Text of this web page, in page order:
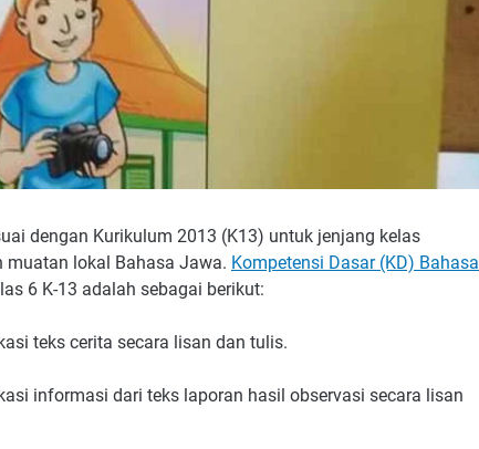
dengan Kurikulum 2013 (K13) untuk jenjang kelas
muatan lokal Bahasa Jawa. Kompetensi Dasar (KD) Bahasa
6 K-13 adalah sebagai berikut:
teks cerita secara lisan dan tulis.
informasi dari teks laporan hasil observasi secara lisan